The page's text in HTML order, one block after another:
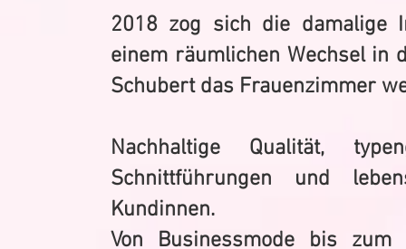
2018 zog sich die damalige
einem räumlichen Wechsel in
Schubertdas Frauenzimmer
Nachhaltige Qualität,
Schnittführungen und
Kundinnen.
Von Businessmode bis zum